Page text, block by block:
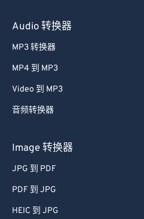
Audio 转换器
MP3 转换器
MP4 到 MP3
Video 到 MP3
音频转换器
Image 转换器
JPG 到 PDF
PDF 到 JPG
HEIC 到 JPG